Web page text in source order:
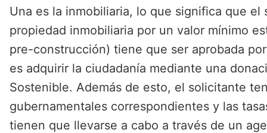
Una es la inmobiliaria, lo que significa que
propiedad inmobiliaria por un valor mínimo
pre-construcción) tiene que ser aprobada
es adquirir la ciudadanía mediante una
Sostenible. Además de esto, el solicitante
gubernamentales correspondientes y las
tienen que llevarse a cabo a través de un